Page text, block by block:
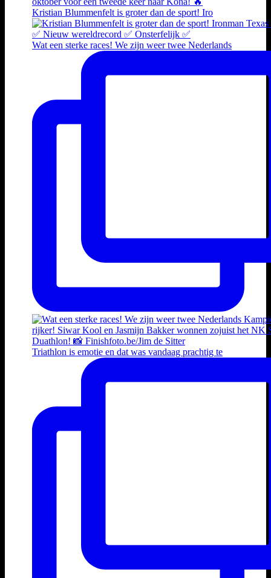
Kristian Blummenfelt is groter dan de sport! Iro
Wat een sterke races! We zijn weer twee Nederlands
Triathlon is emotie en dat was vandaag prachtig te